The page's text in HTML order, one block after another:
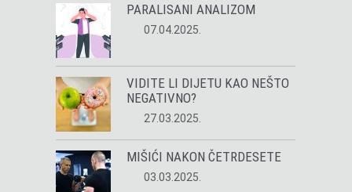
PARALISANI ANALIZOM
07.04.2025.
VIDITE LI DIJETU KAO NEŠTO
NEGATIVNO?
27.03.2025.
MIŠIĆI NAKON ČETRDESETE
03.03.2025.